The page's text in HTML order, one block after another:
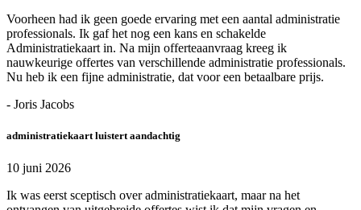
Voorheen had ik geen goede ervaring met een aantal administratie
professionals. Ik gaf het nog een kans en schakelde
Administratiekaart in. Na mijn offerteaanvraag kreeg ik
nauwkeurige offertes van verschillende administratie professionals.
Nu heb ik een fijne administratie, dat voor een betaalbare prijs.
- Joris Jacobs
administratiekaart luistert aandachtig
10 juni 2026
Ik was eerst sceptisch over administratiekaart, maar na het